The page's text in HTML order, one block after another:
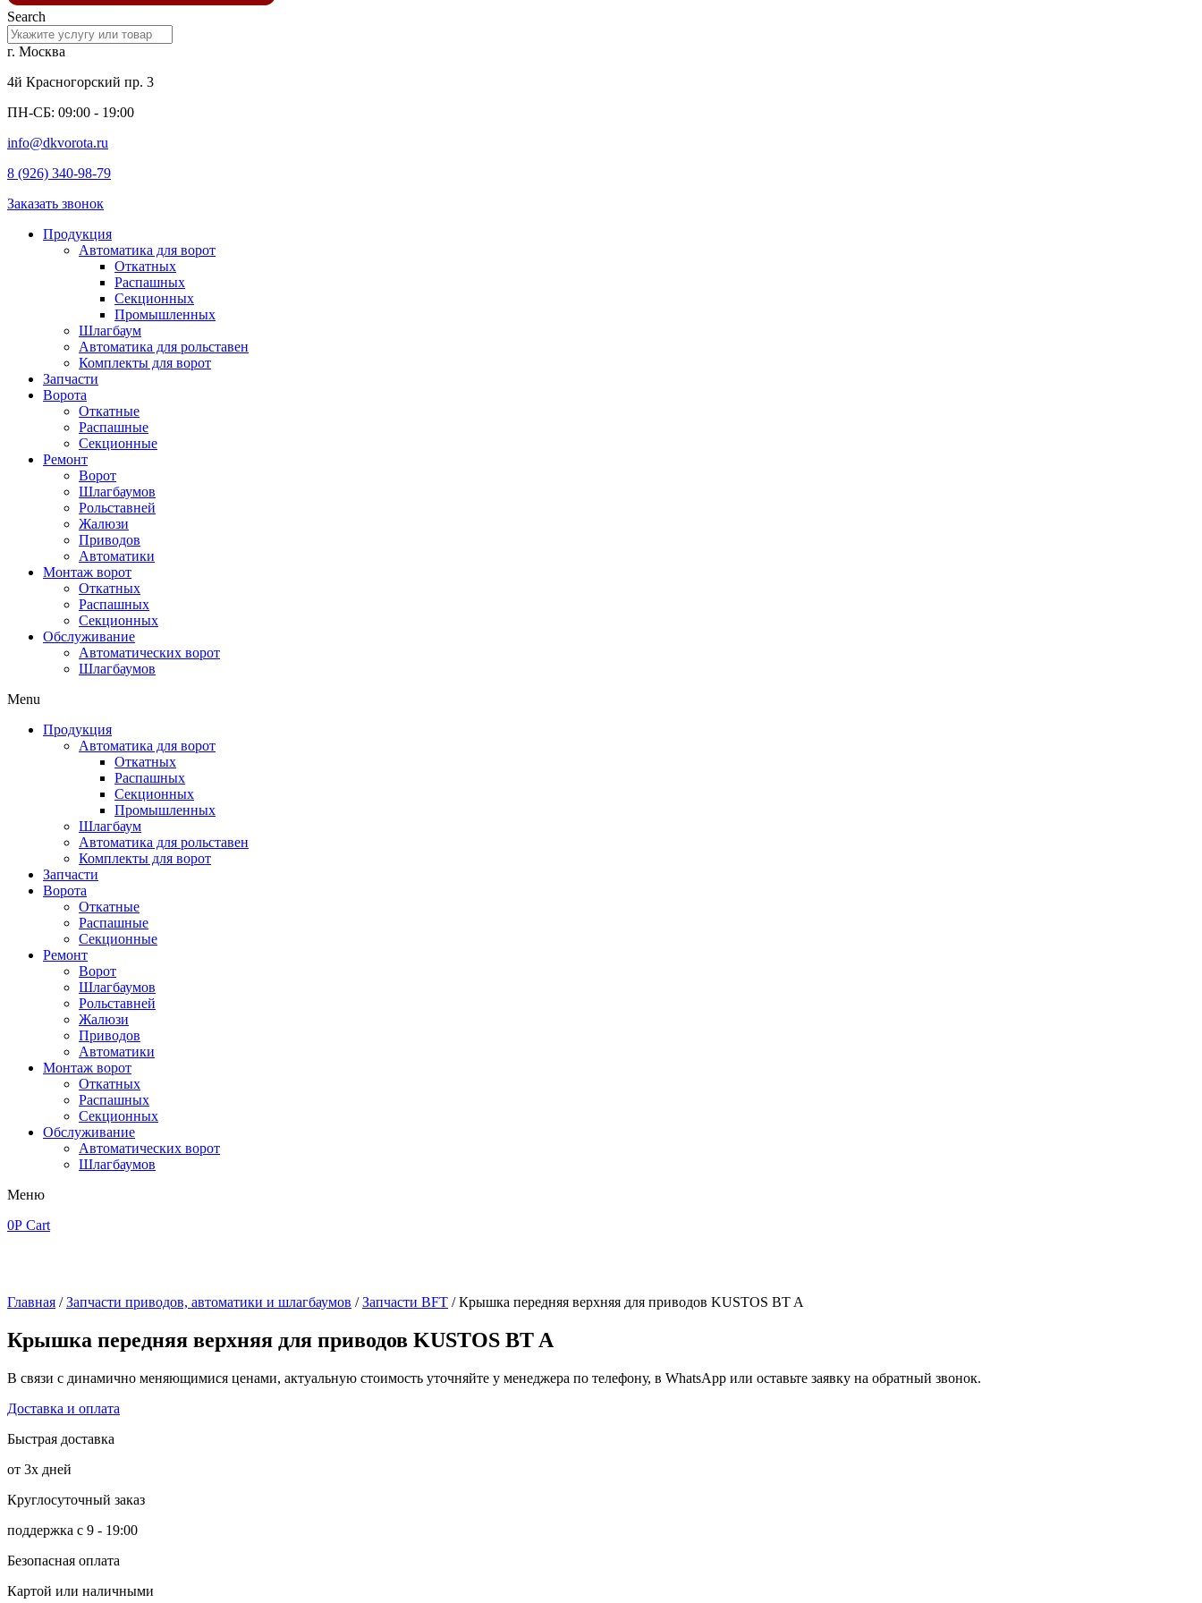
Search
г. Москва
4й Красногорский пр. 3
ПН-СБ: 09:00 - 19:00
info@dkvorota.ru
8 (926) 340-98-79
Заказать звонок
Продукция
Автоматика для ворот
Откатных
Распашных
Секционных
Промышленных
Шлагбаум
Автоматика для рольставен
Комплекты для ворот
Запчасти
Ворота
Откатные
Распашные
Секционные
Ремонт
Ворот
Шлагбаумов
Рольставней
Жалюзи
Приводов
Автоматики
Монтаж ворот
Откатных
Распашных
Секционных
Обслуживание
Автоматических ворот
Шлагбаумов
Menu
Продукция
Автоматика для ворот
Откатных
Распашных
Секционных
Промышленных
Шлагбаум
Автоматика для рольставен
Комплекты для ворот
Запчасти
Ворота
Откатные
Распашные
Секционные
Ремонт
Ворот
Шлагбаумов
Рольставней
Жалюзи
Приводов
Автоматики
Монтаж ворот
Откатных
Распашных
Секционных
Обслуживание
Автоматических ворот
Шлагбаумов
Меню
0Р Cart
Главная /Запчасти приводов, автоматики и шлагбаумов /Запчасти BFT / Крышка передняя верхняя для приводов KUSTOS BT A
Крышка передняя верхняя для приводов KUSTOS BT A
В связи с динамично меняющимися ценами, актуальную стоимость уточняйте у менеджера по телефону, в WhatsApp или оставьте заявку на обратный звонок.
Доставка и оплата
Быстрая доставка
от 3х дней
Круглосуточный заказ
поддержка с 9 - 19:00
Безопасная оплата
Картой или наличными